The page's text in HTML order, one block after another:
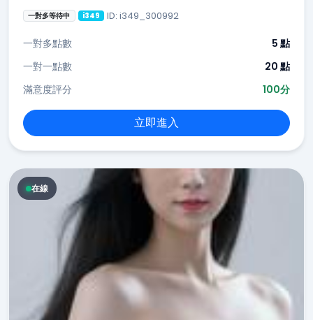
一對多等待中 i349 ID: i349_300992
一對多點數
5 點
一對一點數
20 點
滿意度評分
100分
立即進入
在線